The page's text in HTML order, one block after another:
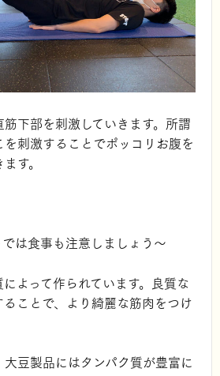
下部を刺激していきます。所謂
刺激することでポッコリお腹を
す。
は食事も注意しましょう～
よって作られています。良質な
ことで、より綺麗な筋肉をつけ
豆製品にはタンパク質が豊富に